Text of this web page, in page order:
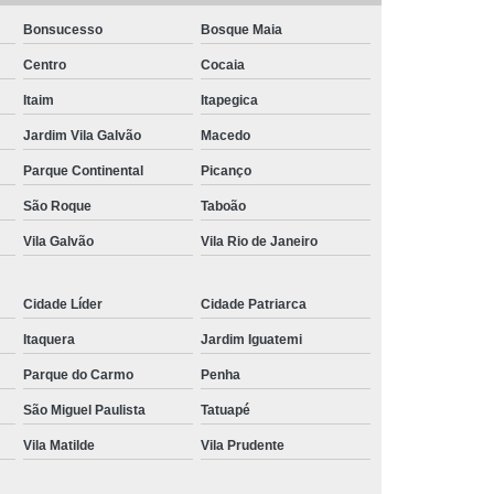
Magnética de Joelho
Magnética de Pelve
de Articulações
do Abdome Total
Tomografia do Tórax
Magnética de Mama
Exame de Imagem Tomografia Pélvica
Ressonância Magnética Cardíaca
Ressonância Magnética da Prostata
Ressonância Magnética de Campo Aberto
Ressonância Magnética do Crânio
Ressonância Magnética do Quadril Esquerdo
Bonsucesso Bosque Maia
Centro Cocaia
Itaim Itapegica
Jardim Vila Galvão Macedo
Parque Continental Picanço
São Roque Taboão
Vila Galvão Vila Rio de Janeiro
Cidade Líder Cidade Patriarca
Itaquera Jardim Iguatemi
Parque do Carmo Penha
São Miguel Paulista Tatuapé
Vila Matilde Vila Prudente